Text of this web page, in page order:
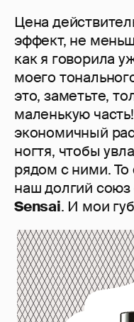
Цена
эффект, не
как я говорила
моего
это, заметьте,
маленькую
экономичный
ногтя, чтобы
рядом с ними. То
наш долгий
Sensai. И мои